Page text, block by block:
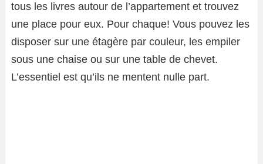
tous les livres autour de l’appartement et trouvez
une place pour eux. Pour chaque! Vous pouvez les
disposer sur une étagère par couleur, les empiler
sous une chaise ou sur une table de chevet.
L’essentiel est qu’ils ne mentent nulle part.